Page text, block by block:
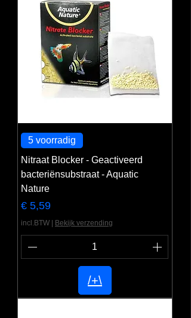
5 voorradig
Nitraat Blocker - Geactiveerd
bacteriënsubstraat - Aquatic
Nature
Prijs
€ 5,59
incl.BTW Bekijk verzending
/+\